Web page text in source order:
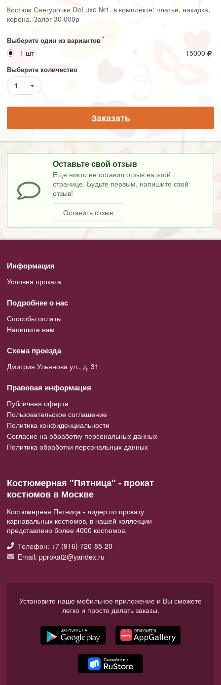
Костюм Снегурочки DeLuxe №1, в комплекте: платье, накидка,
корона. Залог 30 000р
Выберите один из вариантов
1 шт 15000
Выберите количество
1
Заказать
Оставьте свой отзыв
Еще никто не оставил отзыв на этой
странице. Будьте первым, напишите свой
отзыв!
Оставить отзыв
Информация
Условия проката
Подробнее о нас
Способы оплаты
Напишите нам
Схема проезда
Дмитрия Ульянова ул., д. 31
Правовая информация
Публичная оферта
Пользовательское соглашение
Политика конфиденциальности
Согласие на обработку персональных данных
Политика обработки персональных данных
Костюмерная "Пятница" - прокат
костюмов в Москве
Костюмерная Пятница - лидер по прокату
карнавальных костюмов, в нашей коллекции
представлено более 4000 костюмов.
Телефон: +7 (916) 720-85-20
Email: pprokat2@yandex.ru
Установите наше мобильное приложение и Вы сможете
легко и просто делать заказы.